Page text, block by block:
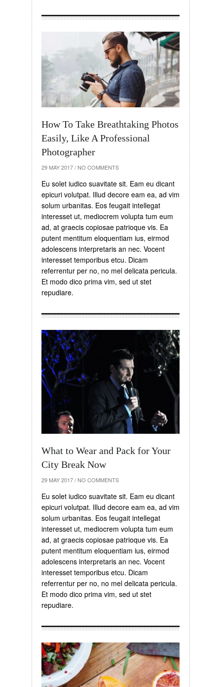
How To Take Breathtaking Photos
Easily, Like A Professional
Photographer
29 MAY 2017 / NO COMMENTS
Eu solet iudico suavitate sit. Eam eu dicant
epicuri volutpat. Illud decore eam ea, ad vim
solum urbanitas. Eos feugait intellegat
interesset ut, mediocrem volupta tum eum
ad, at graecis copiosae patrioque vis. Ea
putent mentitum eloquentiam ius, eirmod
adolescens interpretaris an nec. Vocent
interesset temporibus etcu. Dicam
referrentur per no, no mel delicata pericula.
Et modo dico prima vim, sed ut stet
repudiare.
What to Wear and Pack for Your
City Break Now
29 MAY 2017 / NO COMMENTS
Eu solet iudico suavitate sit. Eam eu dicant
epicuri volutpat. Illud decore eam ea, ad vim
solum urbanitas. Eos feugait intellegat
interesset ut, mediocrem volupta tum eum
ad, at graecis copiosae patrioque vis. Ea
putent mentitum eloquentiam ius, eirmod
adolescens interpretaris an nec. Vocent
interesset temporibus etcu. Dicam
referrentur per no, no mel delicata pericula.
Et modo dico prima vim, sed ut stet
repudiare.